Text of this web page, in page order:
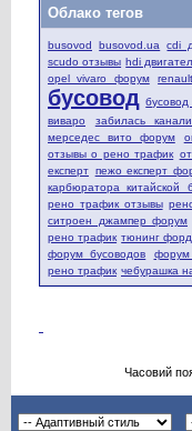
Облако тегов
busovod busovod.ua cdi
scudo отзывы hdi
opel vivaro форум
бусовод
виваро
забилась
мерседес вито форум
отзывы о рено трафик
експерт пежо експерт
карбюратора китайской
рено трафик отзывы
ситроен джампер форум
рено трафик тюнинг
форум бусоводов
форум
рено трафик чебурашка
Часовий